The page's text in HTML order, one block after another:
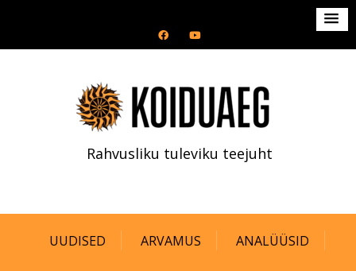
i
e
Rahvusliku tuleviku teejuht
UUDISED ARVAMUS ANALÜÜSID